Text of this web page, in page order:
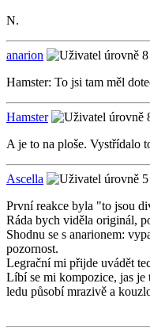
N.
anarion
Hamster: To jsi tam měl
Hamster
A je to na ploše. Vystřídalo
Ascella
První reakce byla "to jsou
Ráda bych viděla originál,
Shodnu se s anarionem:
pozornost.
Legrační mi přijde uvádět
Líbí se mi kompozice, jas je
ledu působí mrazivě a